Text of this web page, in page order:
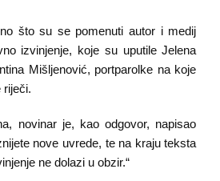
što su se pomenuti autor i medij
izvinjenje, koje su uputile Jelena
Mišljenović, portparolke na koje
riječi.
novinar je, kao odgovor, napisao
nove uvrede, te na kraju teksta
ne dolazi u obzir.“